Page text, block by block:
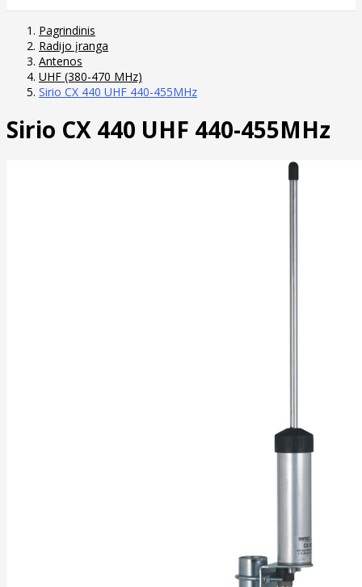
Pagrindinis
Radijo įranga
Antenos
UHF (380-470 MHz)
Sirio CX 440 UHF 440-455MHz
Sirio CX 440 UHF 440-455MHz